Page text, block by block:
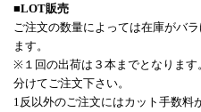
■LOT販売
ご注文の数量によっては在庫がバ
ます。
※１回の出荷は３本までとなりま
分けてご注文下さい。
1反以外のご注文にはカット手数料